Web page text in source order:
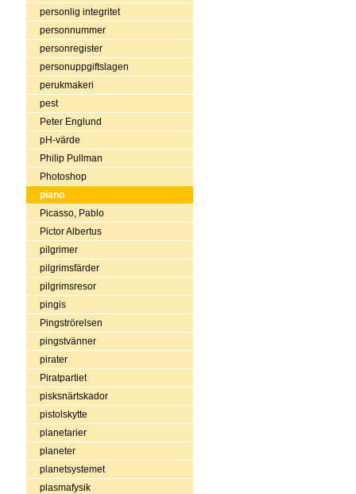
personlig integritet
personnummer
personregister
personuppgiftslagen
perukmakeri
pest
Peter Englund
pH-värde
Philip Pullman
Photoshop
piano
Picasso, Pablo
Pictor Albertus
pilgrimer
pilgrimsfärder
pilgrimsresor
pingis
Pingströrelsen
pingstvänner
pirater
Piratpartiet
pisksnärtskador
pistolskytte
planetarier
planeter
planetsystemet
plasmafysik